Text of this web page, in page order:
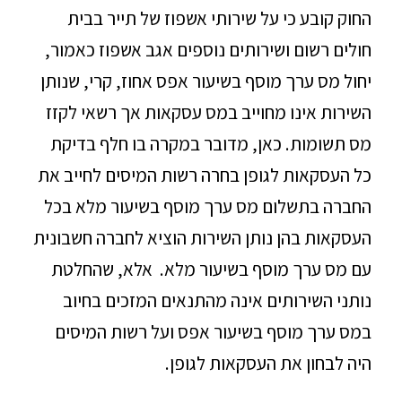
החוק קובע כי על שירותי אשפוז של תייר בבית
חולים רשום ושירותים נוספים אגב אשפוז כאמור,
יחול מס ערך מוסף בשיעור אפס אחוז, קרי, שנותן
השירות אינו מחוייב במס עסקאות אך רשאי לקזז
מס תשומות. כאן, מדובר במקרה בו חלף בדיקת
כל העסקאות לגופן בחרה רשות המיסים לחייב את
החברה בתשלום מס ערך מוסף בשיעור מלא בכל
העסקאות בהן נותן השירות הוציא לחברה חשבונית
עם מס ערך מוסף בשיעור מלא. אלא, שהחלטת
נותני השירותים אינה מהתנאים המזכים בחיוב
במס ערך מוסף בשיעור אפס ועל רשות המיסים
היה לבחון את העסקאות לגופן.